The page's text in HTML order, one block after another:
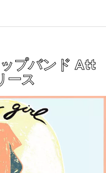
プバンド Att
ース